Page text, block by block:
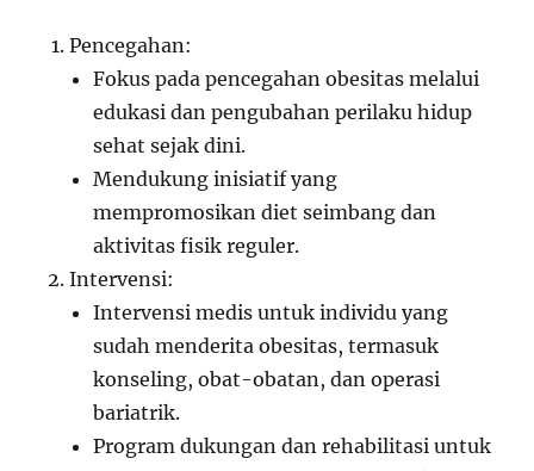
Pencegahan:
Fokus pada pencegahan obesitas melalui
edukasi dan pengubahan perilaku hidup
sehat sejak dini.
Mendukung inisiatif yang
mempromosikan diet seimbang dan
aktivitas fisik reguler.
Intervensi:
Intervensi medis untuk individu yang
sudah menderita obesitas, termasuk
konseling, obat-obatan, dan operasi
bariatrik.
Program dukungan dan rehabilitasi untuk